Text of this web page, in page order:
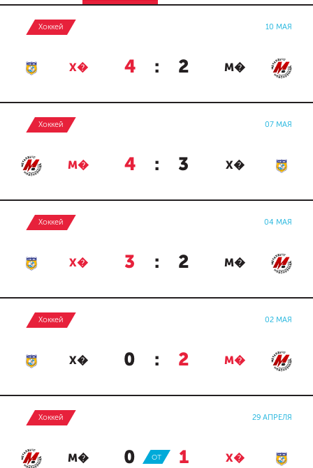
Хоккей 10 МАЯ
Х� 4 : 2 М�
Хоккей 07 МАЯ
М� 4 : 3 Х�
Хоккей 04 МАЯ
Х� 3 : 2 М�
Хоккей 02 МАЯ
Х� 0 : 2 М�
Хоккей 29 АПРЕЛЯ
М� 0 : 1 Х�
ОТ